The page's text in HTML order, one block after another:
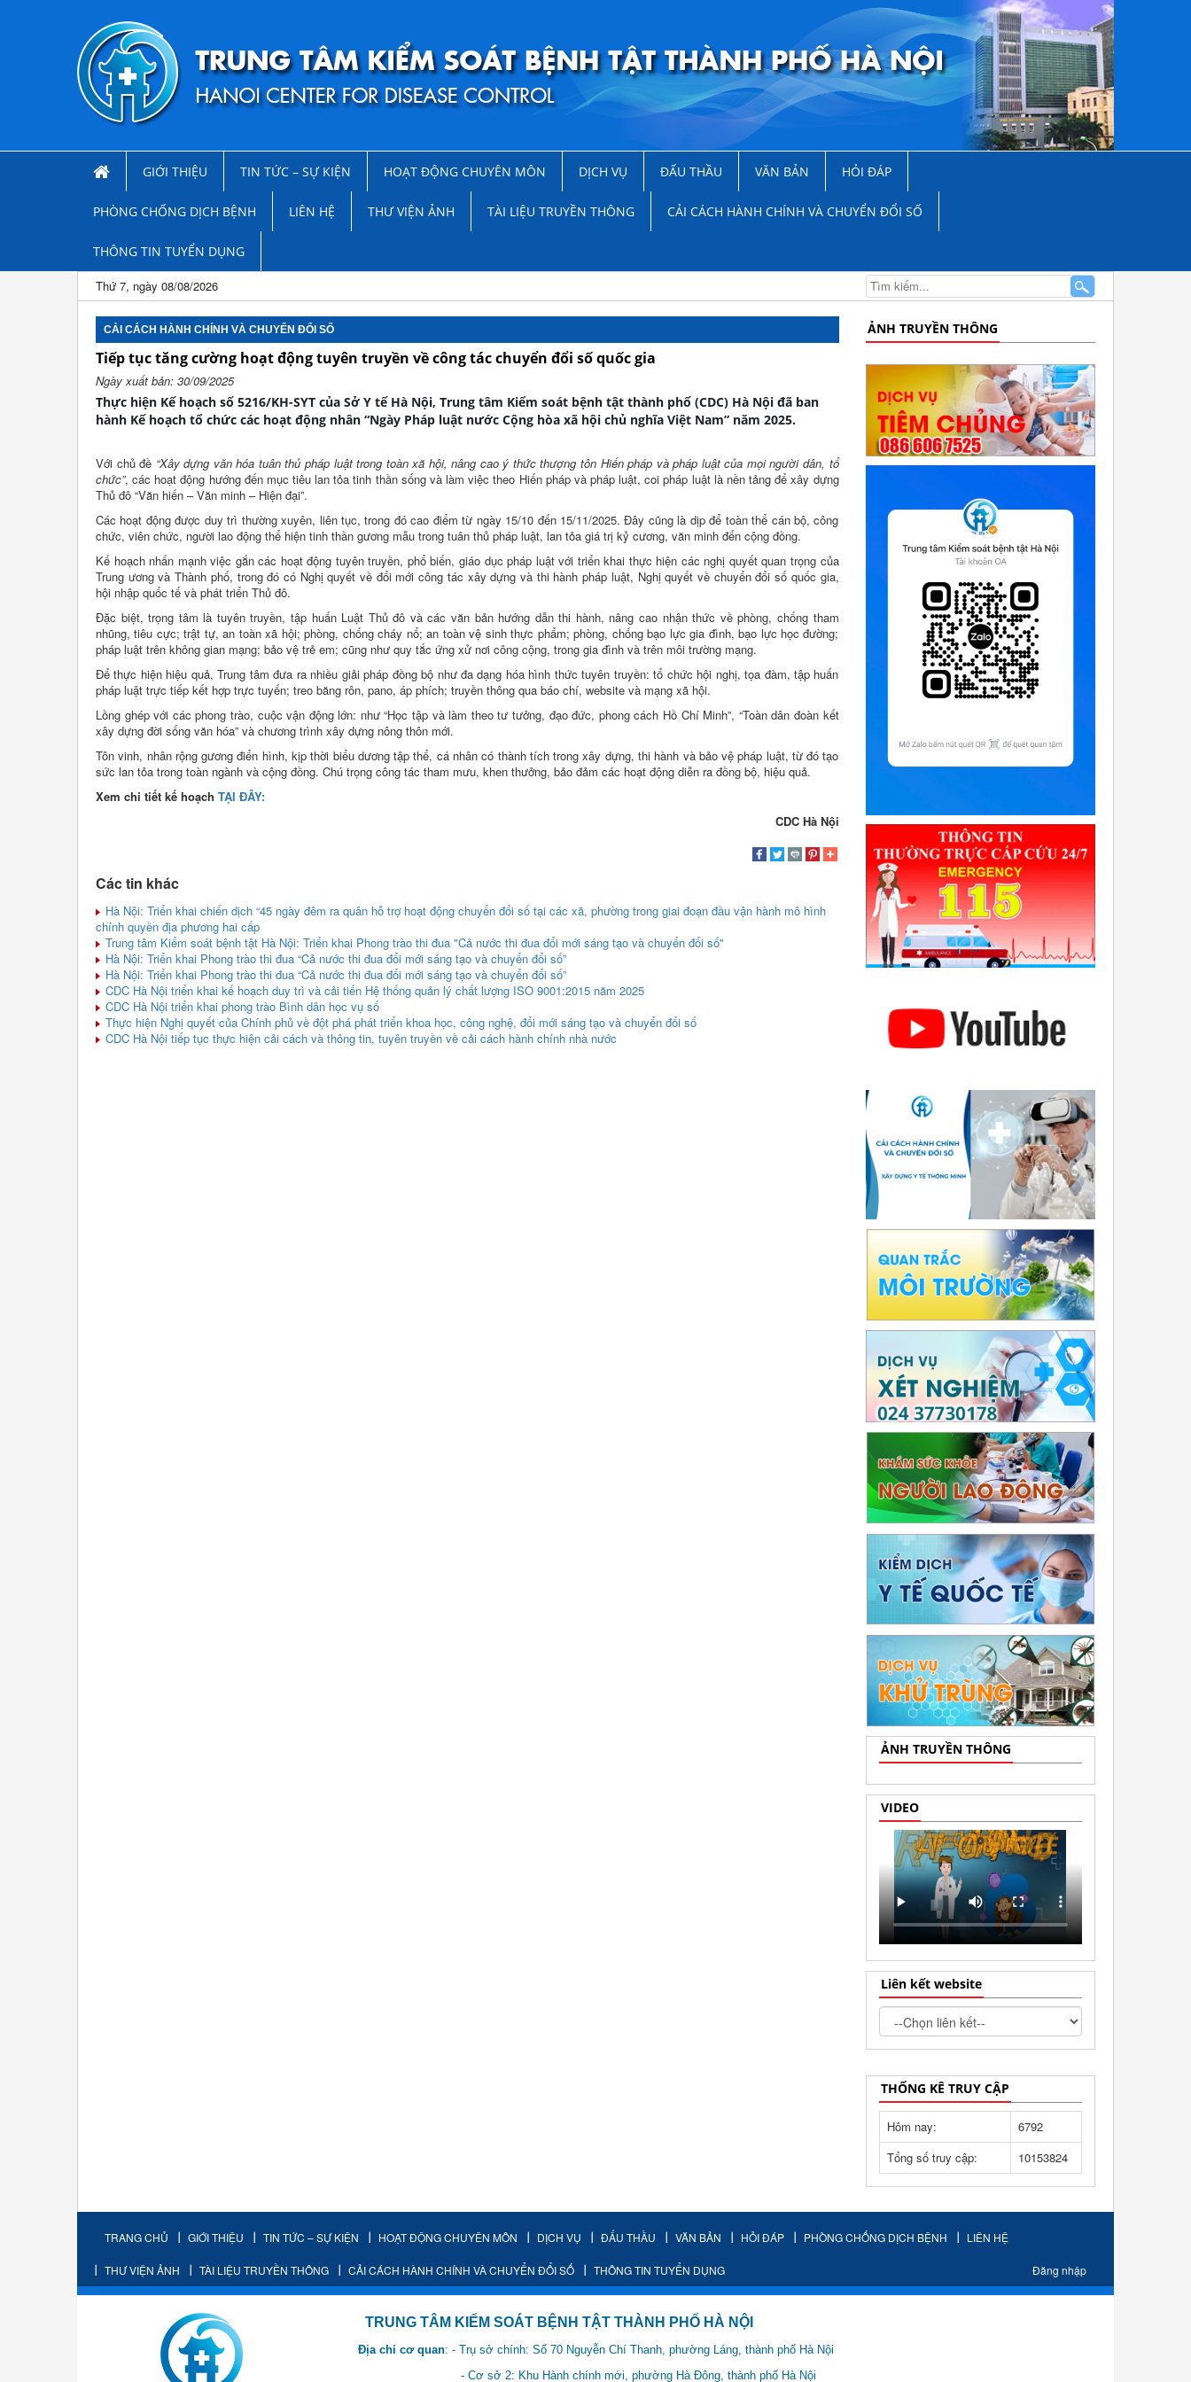
GIỚI THIỆU TIN TỨC – SỰ KIỆN HOẠT ĐỘNG CHUYÊN MÔN DỊCH VỤ ĐẤU THẦU VĂN BẢN HỎI ĐÁP
PHÒNG CHỐNG DỊCH BỆNH LIÊN HỆ THƯ VIỆN ẢNH TÀI LIỆU TRUYỀN THÔNG CẢI CÁCH HÀNH CHÍNH VÀ CHUYỂN ĐỔI SỐ
THÔNG TIN TUYỂN DỤNG
Thứ 7, ngày 08/08/2026
CẢI CÁCH HÀNH CHÍNH VÀ CHUYỂN ĐỔI SỐ
Tiếp tục tăng cường hoạt động tuyên truyền về công tác chuyển đổi số quốc gia
Ngày xuất bản: 30/09/2025
Thực hiện Kế hoạch số 5216/KH-SYT của Sở Y tế Hà Nội, Trung tâm Kiểm soát bệnh tật thành phố (CDC) Hà Nội đã ban
hành Kế hoạch tổ chức các hoạt động nhân “Ngày Pháp luật nước Cộng hòa xã hội chủ nghĩa Việt Nam” năm 2025.
Với chủ đề “Xây dựng văn hóa tuân thủ pháp luật trong toàn xã hội, nâng cao ý thức thượng tôn Hiến pháp và pháp luật của mọi người dân, tổ
chức”, các hoạt động hướng đến mục tiêu lan tỏa tinh thần sống và làm việc theo Hiến pháp và pháp luật, coi pháp luật là nền tảng để xây dựng
Thủ đô “Văn hiến – Văn minh – Hiện đại”.
Các hoạt động được duy trì thường xuyên, liên tục, trong đó cao điểm từ ngày 15/10 đến 15/11/2025. Đây cũng là dịp để toàn thể cán bộ, công
chức, viên chức, người lao động thể hiện tinh thần gương mẫu trong tuân thủ pháp luật, lan tỏa giá trị kỷ cương, văn minh đến cộng đồng.
Kế hoạch nhấn mạnh việc gắn các hoạt động tuyên truyền, phổ biến, giáo dục pháp luật với triển khai thực hiện các nghị quyết quan trọng của
Trung ương và Thành phố, trong đó có Nghị quyết về đổi mới công tác xây dựng và thi hành pháp luật, Nghị quyết về chuyển đổi số quốc gia,
hội nhập quốc tế và phát triển Thủ đô.
Đặc biệt, trọng tâm là tuyên truyền, tập huấn Luật Thủ đô và các văn bản hướng dẫn thi hành, nâng cao nhận thức về phòng, chống tham
nhũng, tiêu cực; trật tự, an toàn xã hội; phòng, chống cháy nổ; an toàn vệ sinh thực phẩm; phòng, chống bạo lực gia đình, bạo lực học đường;
pháp luật trên không gian mạng; bảo vệ trẻ em; cũng như quy tắc ứng xử nơi công cộng, trong gia đình và trên môi trường mạng.
Để thực hiện hiệu quả, Trung tâm đưa ra nhiều giải pháp đồng bộ như đa dạng hóa hình thức tuyên truyền: tổ chức hội nghị, tọa đàm, tập huấn
pháp luật trực tiếp kết hợp trực tuyến; treo băng rôn, pano, áp phích; truyền thông qua báo chí, website và mạng xã hội.
Lồng ghép với các phong trào, cuộc vận động lớn: như “Học tập và làm theo tư tưởng, đạo đức, phong cách Hồ Chí Minh”, “Toàn dân đoàn kết
xây dựng đời sống văn hóa” và chương trình xây dựng nông thôn mới.
Tôn vinh, nhân rộng gương điển hình, kịp thời biểu dương tập thể, cá nhân có thành tích trong xây dựng, thi hành và bảo vệ pháp luật, từ đó tạo
sức lan tỏa trong toàn ngành và cộng đồng. Chú trọng công tác tham mưu, khen thưởng, bảo đảm các hoạt động diễn ra đồng bộ, hiệu quả.
Xem chi tiết kế hoạch TẠI ĐÂY:
CDC Hà Nội
Các tin khác
Hà Nội: Triển khai chiến dịch “45 ngày đêm ra quân hỗ trợ hoạt động chuyển đổi số tại các xã, phường trong giai đoạn đầu vận hành mô hình
chính quyền địa phương hai cấp
Trung tâm Kiểm soát bệnh tật Hà Nội: Triển khai Phong trào thi đua "Cả nước thi đua đổi mới sáng tạo và chuyển đổi số"
Hà Nội: Triển khai Phong trào thi đua “Cả nước thi đua đổi mới sáng tạo và chuyển đổi số”
Hà Nội: Triển khai Phong trào thi đua “Cả nước thi đua đổi mới sáng tạo và chuyển đổi số”
CDC Hà Nội triển khai kế hoạch duy trì và cải tiến Hệ thống quản lý chất lượng ISO 9001:2015 năm 2025
CDC Hà Nội triển khai phong trào Bình dân học vụ số
Thực hiện Nghị quyết của Chính phủ về đột phá phát triển khoa học, công nghệ, đổi mới sáng tạo và chuyển đổi số
CDC Hà Nội tiếp tục thực hiện cải cách và thông tin, tuyên truyền về cải cách hành chính nhà nước
ẢNH TRUYỀN THÔNG
ẢNH TRUYỀN THÔNG
VIDEO
Liên kết website
THỐNG KÊ TRUY CẬP
Hôm nay:
6792
Tổng số truy cập:
10153824
TRANG CHỦ GIỚI THIỆU TIN TỨC – SỰ KIỆN HOẠT ĐỘNG CHUYÊN MÔN DỊCH VỤ ĐẤU THẦU VĂN BẢN HỎI ĐÁP PHÒNG CHỐNG DỊCH BỆNH LIÊN HỆ
THƯ VIỆN ẢNH TÀI LIỆU TRUYỀN THÔNG CẢI CÁCH HÀNH CHÍNH VÀ CHUYỂN ĐỔI SỐ THÔNG TIN TUYỂN DỤNG Đăng nhập
TRUNG TÂM KIỂM SOÁT BỆNH TẬT THÀNH PHỐ HÀ NỘI
Địa chỉ cơ quan: - Trụ sở chính: Số 70 Nguyễn Chí Thanh, phường Láng, thành phố Hà Nội
- Cơ sở 2: Khu Hành chính mới, phường Hà Đông, thành phố Hà Nội